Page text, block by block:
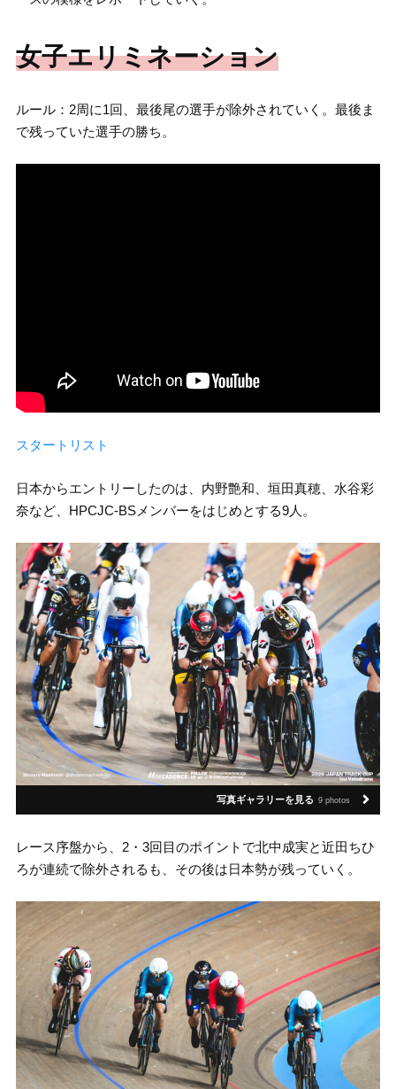
女子エリミネーション
ルール：2周に1回、最後尾の選手が除外されていく。最後ま
で残っていた選手の勝ち。
スタートリスト
日本からエントリーしたのは、内野艶和、垣田真穂、水谷彩
奈など、HPCJC-BSメンバーをはじめとする9人。
写真ギャラリーを見る 9 photos
レース序盤から、2・3回目のポイントで北中成実と近田ちひ
ろが連続で除外されるも、その後は日本勢が残っていく。